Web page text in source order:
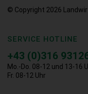
© Copyright 2026
SERVICE HOTLINE
+43 (0)316
Mo.-Do. 08-12 und 13-16
Fr. 08-12 Uhr